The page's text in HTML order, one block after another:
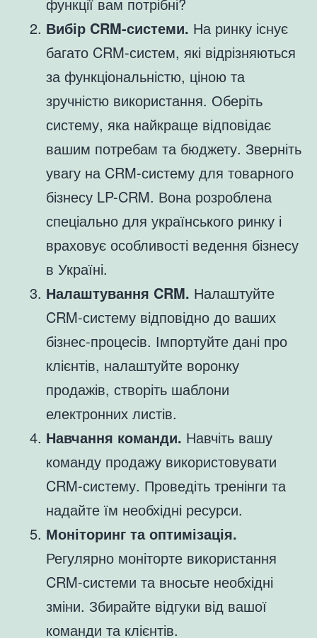
Вибір CRM-системи. На ринку існує
багато CRM-систем, які відрізняються
за функціональністю, ціною та
зручністю використання. Оберіть
систему, яка найкраще відповідає
вашим потребам та бюджету. Зверніть
увагу на CRM-систему для товарного
бізнесу LP-CRM. Вона розроблена
спеціально для українського ринку і
враховує особливості ведення бізнесу
в Україні.
Налаштування CRM. Налаштуйте
CRM-систему відповідно до ваших
бізнес-процесів. Імпортуйте дані про
клієнтів, налаштуйте воронку
продажів, створіть шаблони
електронних листів.
Навчання команди. Навчіть вашу
команду продажу використовувати
CRM-систему. Проведіть тренінги та
надайте їм необхідні ресурси.
Моніторинг та оптимізація.
Регулярно моніторте використання
CRM-системи та вносьте необхідні
зміни. Збирайте відгуки від вашої
команди та клієнтів.